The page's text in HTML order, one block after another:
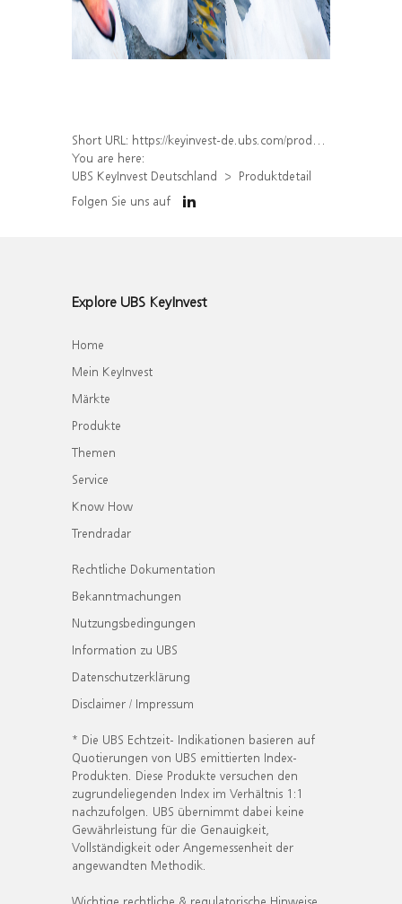
Short URL: https://keyinvest-de.ubs.com/produkt/detail/index/isin/DE000WA47KP7
You are here:
UBS KeyInvest Deutschland
Produktdetail
Folgen Sie uns auf
Explore UBS KeyInvest
Home
Mein KeyInvest
Märkte
Produkte
Themen
Service
Know How
Trendradar
Rechtliche Dokumentation
Bekanntmachungen
Nutzungsbedingungen
Information zu UBS
Datenschutzerklärung
Disclaimer / Impressum
* Die UBS Echtzeit- Indikationen basieren auf
Quotierungen von UBS emittierten Index-
Produkten. Diese Produkte versuchen den
zugrundeliegenden Index im Verhältnis 1:1
nachzufolgen. UBS übernimmt dabei keine
Gewährleistung für die Genauigkeit,
Vollständigkeit oder Angemessenheit der
angewandten Methodik.